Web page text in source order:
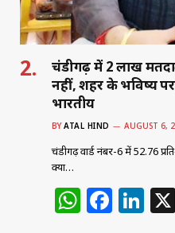
चंडीगढ़ में 2 लाख
नहीं, शहर के भविष्य
भारतीय
BY ATAL HIND AUGUST 6,
चंडीगढ़ वार्ड नंबर-6 में 52.76
क्या…
W F Li